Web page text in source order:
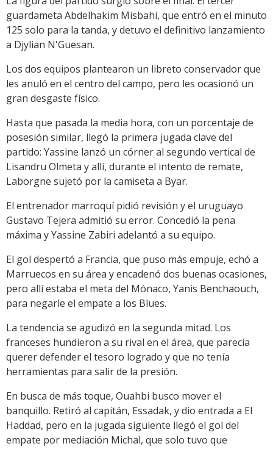
guardameta Abdelhakim Misbahi, que entró en el minuto
125 solo para la tanda, y detuvo el definitivo lanzamiento
a Djylian N'Guesan.
Los dos equipos plantearon un libreto conservador que
les anuló en el centro del campo, pero les ocasionó un
gran desgaste físico.
Hasta que pasada la media hora, con un porcentaje de
posesión similar, llegó la primera jugada clave del
partido: Yassine lanzó un córner al segundo vertical de
Lisandru Olmeta y allí, durante el intento de remate,
Laborgne sujetó por la camiseta a Byar.
El entrenador marroquí pidió revisión y el uruguayo
Gustavo Tejera admitió su error. Concedió la pena
máxima y Yassine Zabiri adelantó a su equipo.
El gol despertó a Francia, que puso más empuje, echó a
Marruecos en su área y encadenó dos buenas ocasiones,
pero allí estaba el meta del Mónaco, Yanis Benchaouch,
para negarle el empate a los Blues.
La tendencia se agudizó en la segunda mitad. Los
franceses hundieron a su rival en el área, que parecía
querer defender el tesoro logrado y que no tenía
herramientas para salir de la presión.
En busca de más toque, Ouahbi busco mover el
banquillo. Retiró al capitán, Essadak, y dio entrada a El
Haddad, pero en la jugada siguiente llegó el gol del
empate por mediación Michal, que solo tuvo que